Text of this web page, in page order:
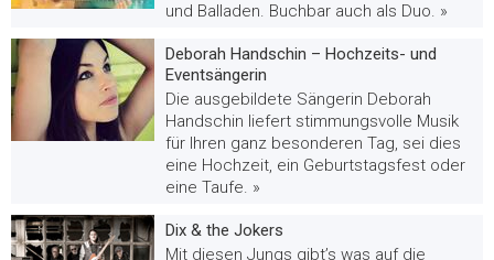
und Balladen. Buchbar auch als Duo. »
Deborah Handschin – Hochzeits- und
Eventsängerin
Die ausgebildete Sängerin Deborah
Handschin liefert stimmungsvolle Musik
für Ihren ganz besonderen Tag, sei dies
eine Hochzeit, ein Geburtstagsfest oder
eine Taufe. »
Dix & the Jokers
Mit diesen Jungs gibt’s was auf die